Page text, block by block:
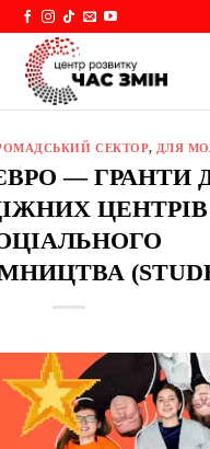
СЕКТОР, ДЛЯ
ЄВРО — ГРАНТИ
ЦЕНТРІВ